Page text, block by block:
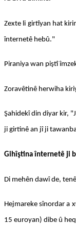
Zexte li girtîyan hat
înternetê hebû."
Piraniya wan piştî
Zoravêtinê herwiha
Şahidekî din diyar kir,
ji girtinê an jî ji
Gihîştina înternetê ji
Di mehên dawî de,
Hejmareke sînordar a
15 euroyan) dibe û